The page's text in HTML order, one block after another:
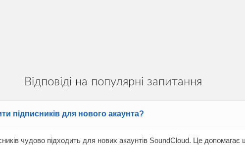
Відповіді на популярні запитання
підписників для нового акаунта?
чудово підходить для нових акаунтів SoundCloud. Це